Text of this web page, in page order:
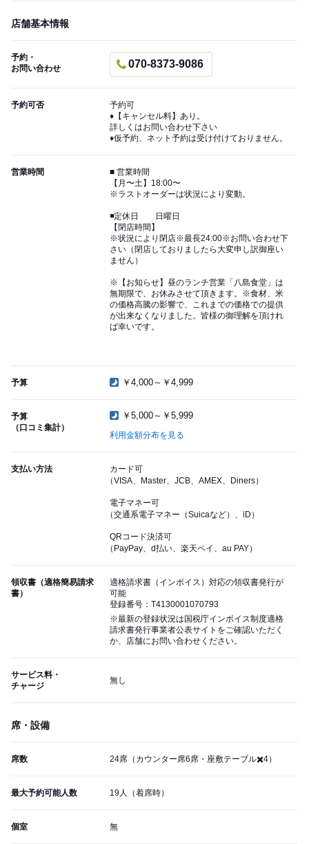
店舗基本情報
予約・
お問い合わせ
070-8373-9086
予約可否
予約可
♦️【キャンセル料】あり。
詳しくはお問い合わせ下さい
♦️仮予約、ネット予約は受け付けておりません。
営業時間
■ 営業時間
【月〜土】18:00〜
※ラストオーダーは状況により変動。
◾️定休日 日曜日
【閉店時間】
※状況により閉店※最長24:00※お問い合わせ下
さい（閉店しておりましたら大変申し訳御座い
ません）
※【お知らせ】昼のランチ営業「八島食堂」は
無期限で、お休みさせて頂きます。※食材、米
の価格高騰の影響で、これまでの価格での提供
が出来なくなりました。皆様の御理解を頂けれ
ば幸いです。
予算 ￥4,000～￥4,999
予算
（口コミ集計）
￥5,000～￥5,999
利用金額分布を見る
支払い方法
カード可
（VISA、Master、JCB、AMEX、Diners）
電子マネー可
（交通系電子マネー（Suicaなど）、iD）
QRコード決済可
（PayPay、d払い、楽天ペイ、au PAY）
領収書（適格簡易請求
書）
適格請求書（インボイス）対応の領収書発行が
可能
登録番号：T4130001070793
※最新の登録状況は国税庁インボイス制度適格
請求書発行事業者公表サイトをご確認いただく
か、店舗にお問い合わせください。
サービス料・
チャージ
無し
席・設備
席数 24席（カウンター席6席・座敷テーブル✖️4）
最大予約可能人数 19人（着席時）
個室 無